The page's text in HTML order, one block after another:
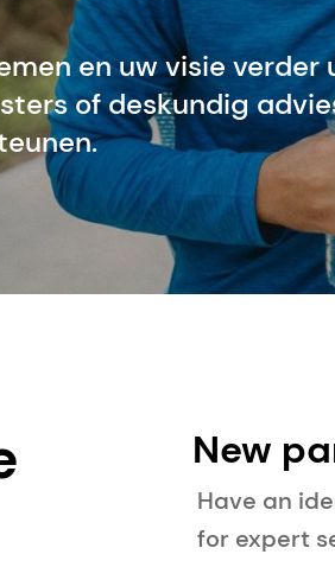
en uw visie verder
of deskundig
New
Have an
for expert